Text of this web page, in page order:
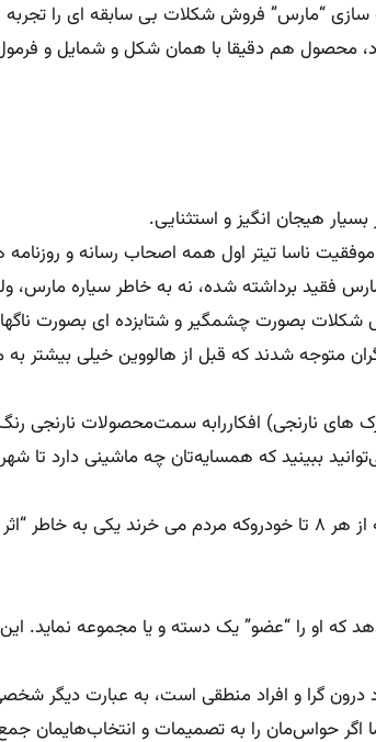
شرکت شکلات سازی “مارس” فروش شکلات‌ بی سابقه ای
هم دقیقا با همان شکل و شمایل و فرمول
هیجان انگیز و استثنایی.
ناسا تیتر اول همه اصحاب رسانه و
فقید برداشته شده، نه به خاطر سیاره مارس،
بصورت چشمگیر و شتابزده ای بصورت
متوجه شدند که قبل از هالووین خیلی بیشتر
نارنجی) افکاررابه سمت‌‌محصولات نارنجی
ببینید که همسایه‌تان چه ماشینی دارد تا
است:
که او را “عضو” یک دسته و یا مجموعه نماید.
درون گرا و افراد منطقی است، به عبارت دیگر
اگر حواس‌مان را به تصمیمات و انتخاب‌هایمان